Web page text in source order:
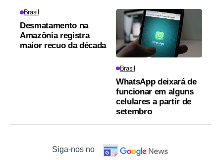
Brasil
Desmatamento na
Amazônia registra
maior recuo da década
Brasil
WhatsApp deixará de
funcionar em alguns
celulares a partir de
setembro
Siga-nos no